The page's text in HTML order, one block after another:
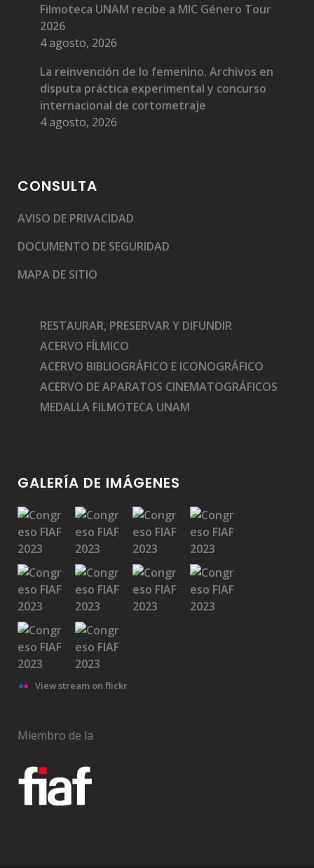
Filmoteca UNAM recibe a MIC Género Tour
2026
4 agosto, 2026
La reinvención de lo femenino. Archivos en
disputa práctica experimental y concurso
internacional de cortometraje
4 agosto, 2026
CONSULTA
AVISO DE PRIVACIDAD
DOCUMENTO DE SEGURIDAD
MAPA DE SITIO
RESTAURAR, PRESERVAR Y DIFUNDIR
ACERVO FÍLMICO
ACERVO BIBLIOGRÁFICO E ICONOGRÁFICO
ACERVO DE APARATOS CINEMATOGRÁFICOS
MEDALLA FILMOTECA UNAM
GALERÍA DE IMÁGENES
View stream on flickr
Miembro de la